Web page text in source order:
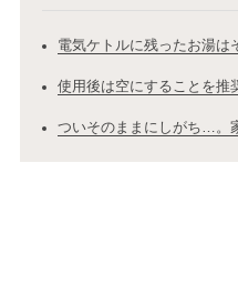
電気ケトルに残ったお湯は
使用後は空にすることを推
ついそのままにしがち…。